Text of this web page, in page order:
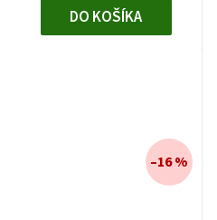
DO KOŠÍKA
–16 %